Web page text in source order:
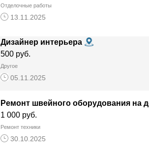
Отделочные работы
13.11.2025
Дизайнер интерьера
500 руб.
Другое
05.11.2025
Ремонт швейного оборудования на
1 000 руб.
Ремонт техники
30.10.2025